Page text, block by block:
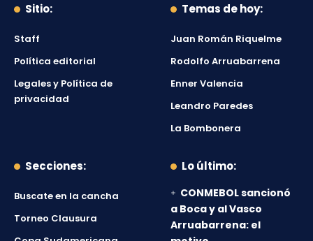
Sitio:
Staff
Política editorial
Legales y Política de
privacidad
Temas de hoy:
Juan Román Riquelme
Rodolfo Arruabarrena
Enner Valencia
Leandro Paredes
La Bombonera
Secciones:
Buscate en la cancha
Torneo Clausura
Lo último:
CONMEBOL sancionó
a Boca y al Vasco
Arruabarrena: el